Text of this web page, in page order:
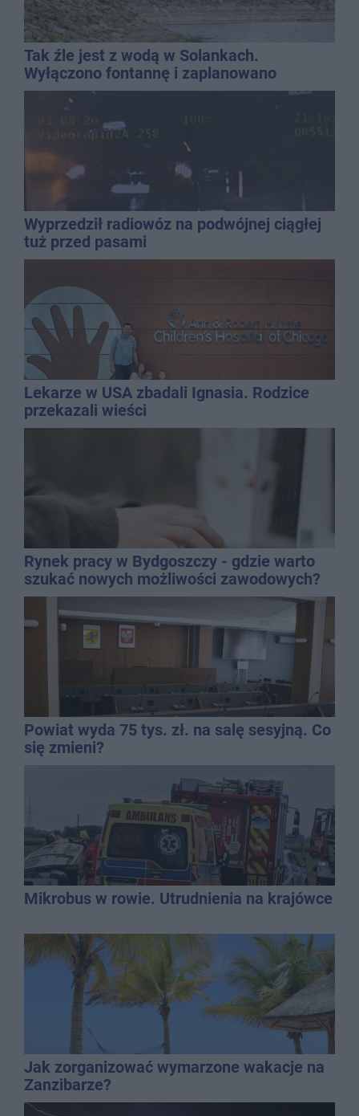
Tak źle jest z wodą w Solankach.
Wyłączono fontannę i zaplanowano
dolewkę
Wyprzedził radiowóz na podwójnej ciągłej
tuż przed pasami
Lekarze w USA zbadali Ignasia. Rodzice
przekazali wieści
Rynek pracy w Bydgoszczy - gdzie warto
szukać nowych możliwości zawodowych?
Powiat wyda 75 tys. zł. na salę sesyjną. Co
się zmieni?
Mikrobus w rowie. Utrudnienia na krajówce
Jak zorganizować wymarzone wakacje na
Zanzibarze?